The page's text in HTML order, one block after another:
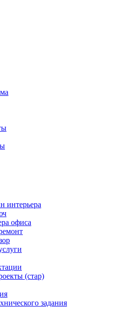
интерьера
офиса
(стар)
задания